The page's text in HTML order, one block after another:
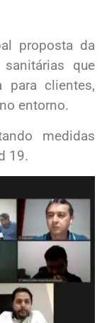
proposta da
que
para clientes,
entorno.
medidas
19.